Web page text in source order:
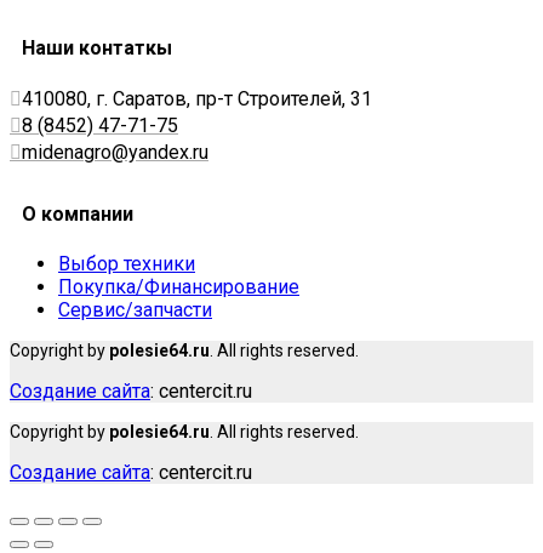
Наши контаткы
410080, г. Саратов, пр-т Строителей, 31
8 (8452) 47-71-75
midenagro@yandex.ru
О компании
Выбор техники
Покупка/Финансирование
Сервис/запчасти
Copyright by polesie64.ru . All rights reserved.
Создание сайта: centercit.ru
Copyright by polesie64.ru . All rights reserved.
Создание сайта: centercit.ru